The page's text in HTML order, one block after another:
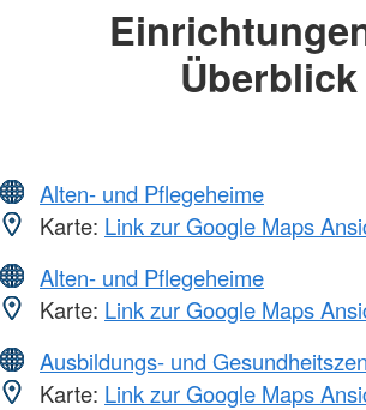
Überblick
Alten- und Pflegeheime
Karte: Link zur Google Maps
Alten- und Pflegeheime
Karte: Link zur Google Maps
Ausbildungs- und
Karte: Link zur Google Maps